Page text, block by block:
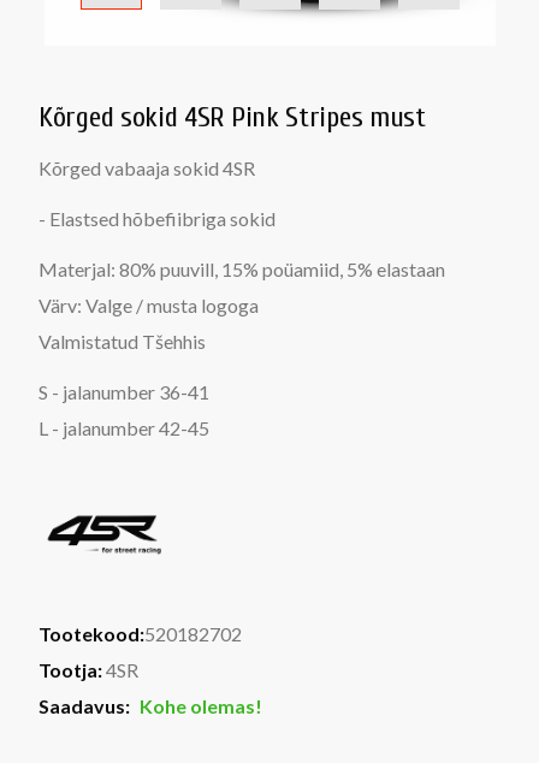
Kõrged sokid 4SR Pink Stripes must
Kõrged vabaaja sokid 4SR
- Elastsed hõbefiibriga sokid
Materjal: 80% puuvill, 15% poüamiid, 5% elastaan
Värv: Valge / musta logoga
Valmistatud Tšehhis
S - jalanumber 36-41
L - jalanumber 42-45
Tootekood:520182702
Tootja:4SR
Saadavus: Kohe olemas!